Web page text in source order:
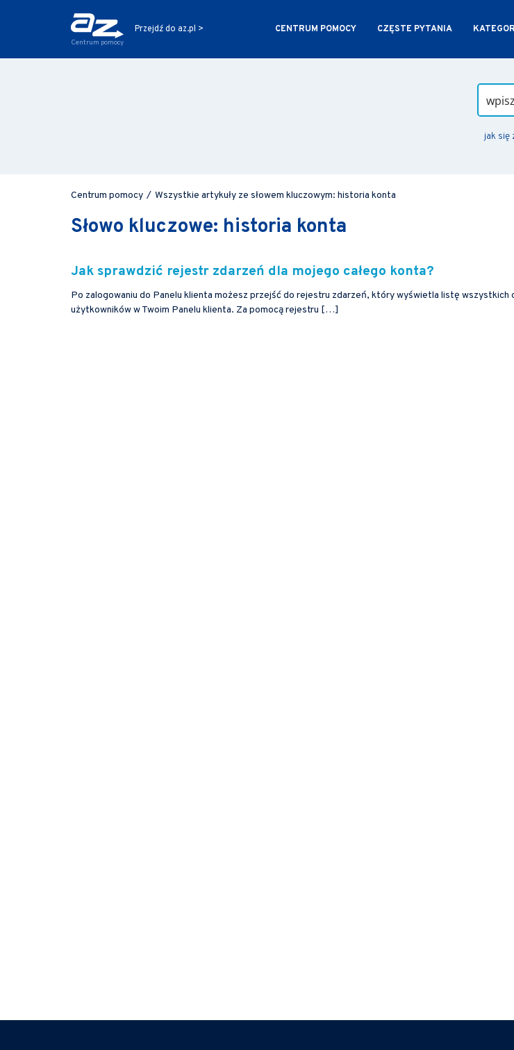
Centrum pomocy
Przejdź do az.pl > CENTRUM POMOCY CZĘSTE PYTANIA
jak się
Centrum pomocy / Wszystkie artykuły ze słowem kluczowym: historia konta
Słowo kluczowe: historia konta
Jak sprawdzić rejestr zdarzeń dla mojego całego konta?
Po zalogowaniu do Panelu klienta możesz przejść do rejestru zdarzeń, który wyświetla listę wszystkich
użytkowników w Twoim Panelu klienta. Za pomocą rejestru […]